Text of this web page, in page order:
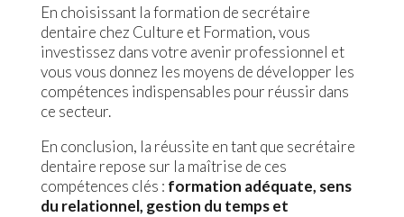
En choisissant la formation de secrétaire
dentaire chez Culture et Formation, vous
investissez dans votre avenir professionnel et
vous vous donnez les moyens de développer les
compétences indispensables pour réussir dans
ce secteur.
En conclusion, la réussite en tant que secrétaire
dentaire repose sur la maîtrise de ces
compétences clés : formation adéquate, sens
du relationnel, gestion du temps et